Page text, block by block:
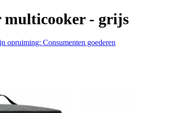
multicooker - grijs
opruiming: Consumenten goederen